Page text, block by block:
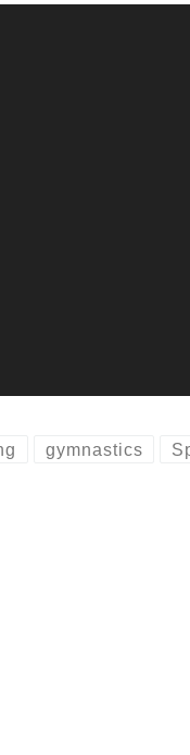
gymnastics